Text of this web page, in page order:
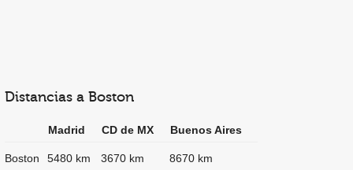
Distancias a Boston
Madrid CD de MX Buenos Aires
Boston 5480 km 3670 km 8670 km